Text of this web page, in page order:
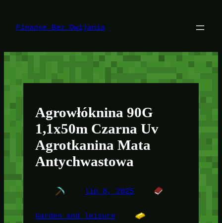
treści
Finanse Bez Owijania
Agrowłóknina 90G
1,1x50m Czarna Uv
Agrotkanina Mata
Antychwastowa
lip 8, 2025
Garden and leisure